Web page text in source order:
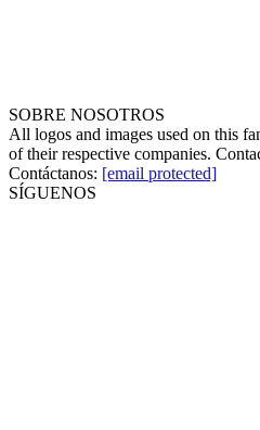
SOBRE NOSOTROS
All logos and images used on this
of their respective companies.
Contáctanos: [email protected]
SÍGUENOS